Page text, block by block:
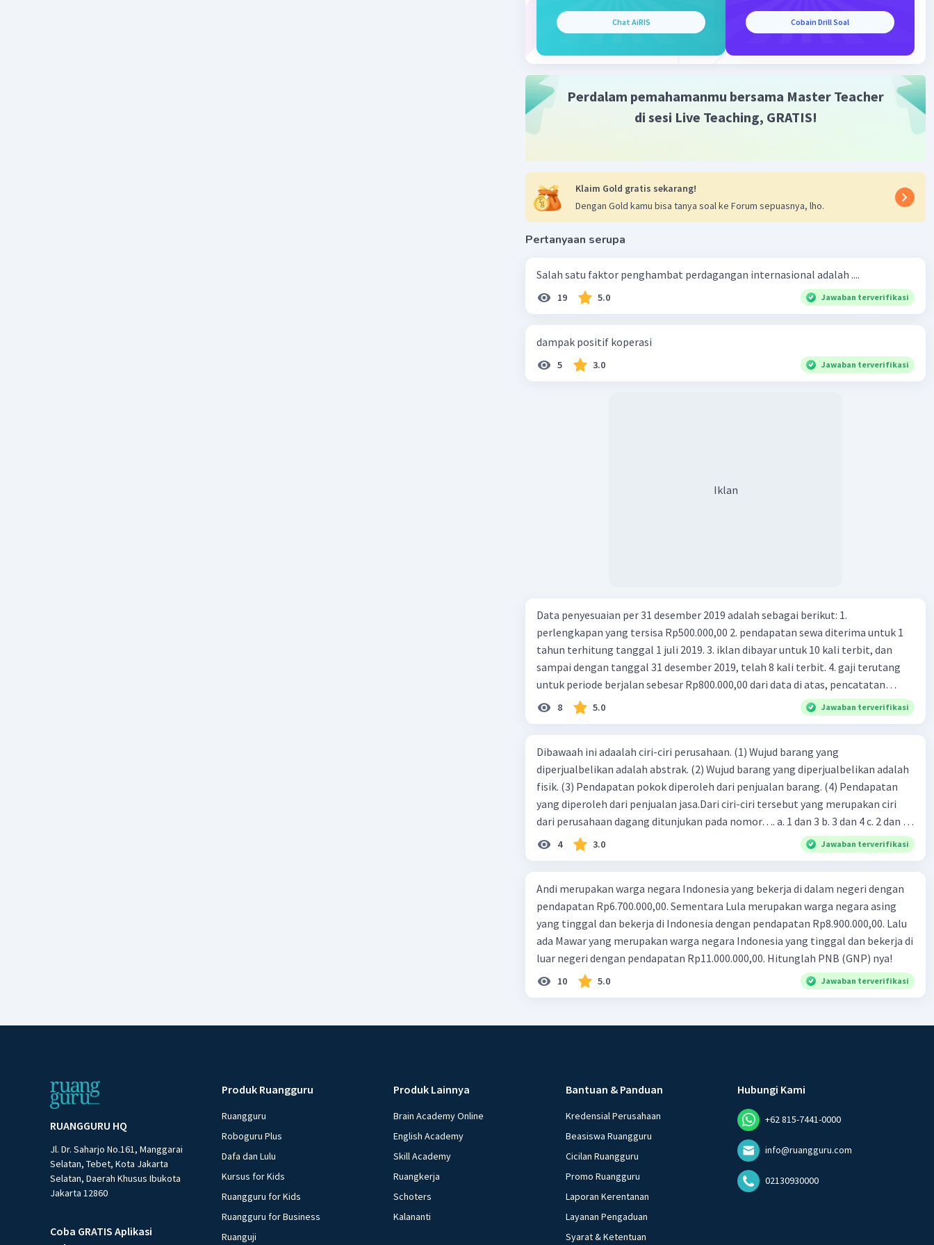
Namun sebaliknya, bila tingginya pendapatan per kapita suatu
negara tidak disertai dengan meratanya distibusi pendapatan di
tentu juga tinggi.
Jadi jawaban dari soal tersebut adalah karena pendapatan per kapita
merupakan pendapatan rata-rata tiap penduduk bukan
mencerminkan pendapatan per individu penduduk suatu negara.
Chat AiRIS Cobain Drill Soal
Perdalam pemahamanmu bersama Master Teacher
di sesi Live Teaching, GRATIS!
Klaim Gold gratis sekarang!
Dengan Gold kamu bisa tanya soal ke Forum sepuasnya, lho.
Pertanyaan serupa
Salah satu faktor penghambat perdagangan internasional adalah ....
19 5.0 Jawaban terverifikasi
dampak positif koperasi
5 3.0 Jawaban terverifikasi
Iklan
Data penyesuaian per 31 desember 2019 adalah sebagai berikut: 1.
perlengkapan yang tersisa Rp500.000,00 2. pendapatan sewa diterima untuk 1
tahun terhitung tanggal 1 juli 2019. 3. iklan dibayar untuk 10 kali terbit, dan
sampai dengan tanggal 31 desember 2019, telah 8 kali terbit. 4. gaji terutang
untuk periode berjalan sebesar Rp800.000,00 dari data di atas, pencatatan
jurnal pembalik yang benar adalah ....
8 5.0 Jawaban terverifikasi
Dibawaah ini adaalah ciri-ciri perusahaan. (1) Wujud barang yang
diperjualbelikan adalah abstrak. (2) Wujud barang yang diperjualbelikan adalah
fisik. (3) Pendapatan pokok diperoleh dari penjualan barang. (4) Pendapatan
yang diperoleh dari penjualan jasa.Dari ciri-ciri tersebut yang merupakan ciri
dari perusahaan dagang ditunjukan pada nomor…. a. 1 dan 3 b. 3 dan 4 c. 2 dan 3
d. 1 dan 2 e. 2 dan 4
4 3.0 Jawaban terverifikasi
Andi merupakan warga negara Indonesia yang bekerja di dalam negeri dengan
pendapatan Rp6.700.000,00. Sementara Lula merupakan warga negara asing
yang tinggal dan bekerja di Indonesia dengan pendapatan Rp8.900.000,00. Lalu
ada Mawar yang merupakan warga negara Indonesia yang tinggal dan bekerja di
luar negeri dengan pendapatan Rp11.000.000,00. Hitunglah PNB (GNP) nya!
10 5.0 Jawaban terverifikasi
RUANGGURU HQ
Jl. Dr. Saharjo No.161, Manggarai
Selatan, Tebet, Kota Jakarta
Selatan, Daerah Khusus Ibukota
Jakarta 12860
Coba GRATIS Aplikasi
Produk Ruangguru
Ruangguru
Roboguru Plus
Dafa dan Lulu
Kursus for Kids
Ruangguru for Kids
Ruangguru for Business
Ruanguji
Produk Lainnya
Brain Academy Online
English Academy
Skill Academy
Ruangkerja
Schoters
Kalananti
Bantuan & Panduan
Kredensial Perusahaan
Beasiswa Ruangguru
Cicilan Ruangguru
Promo Ruangguru
Laporan Kerentanan
Layanan Pengaduan
Syarat & Ketentuan
Hubungi Kami
+62 815-7441-0000
info@ruangguru.com
02130930000